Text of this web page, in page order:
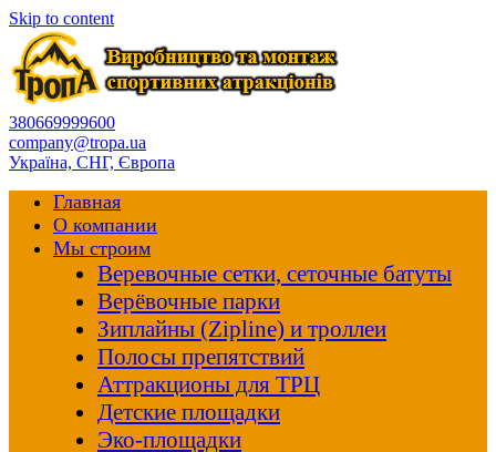
Skip to content
380669999600
company@tropa.ua
Україна, СНГ, Європа
Главная
О компании
Мы строим
Веревочные сетки, сеточные батуты
Верёвочные парки
Зиплайны (Zipline) и троллеи
Полосы препятствий
Аттракционы для ТРЦ
Детские площадки
Эко-площадки